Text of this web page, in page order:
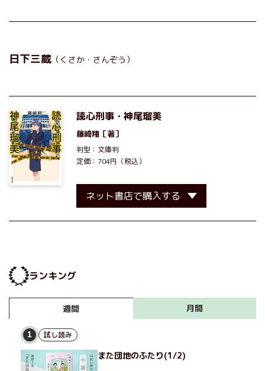
日下三蔵 （くさか・さんぞう）
読心刑事・神尾瑠美
藤崎翔 ［著］
判型：文庫判
定価：704円（税込）
ネット書店で購入する
ランキング
週間 月間
1 試し読み
また団地のふたり(1/2)